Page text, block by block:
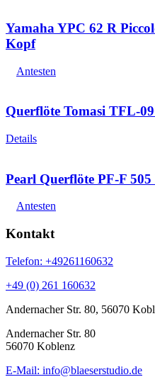
Yamaha YPC 62 R
Kopf
Antesten
Querflöte Tomasi TFL-
Details
Pearl Querflöte PF-F
Antesten
Kontakt
Telefon: +49261160632
+49 (0) 261 160632
Andernacher Str. 80, 56070
Andernacher Str. 80
56070 Koblenz
E-Mail: info@blaeserstudio.de